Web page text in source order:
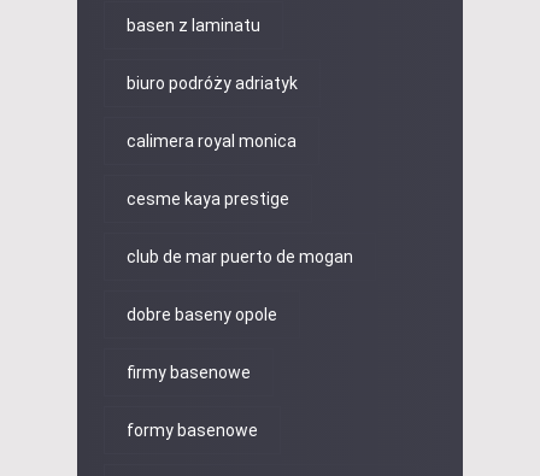
basen z laminatu
biuro podróży adriatyk
calimera royal monica
cesme kaya prestige
club de mar puerto de mogan
dobre baseny opole
firmy basenowe
formy basenowe